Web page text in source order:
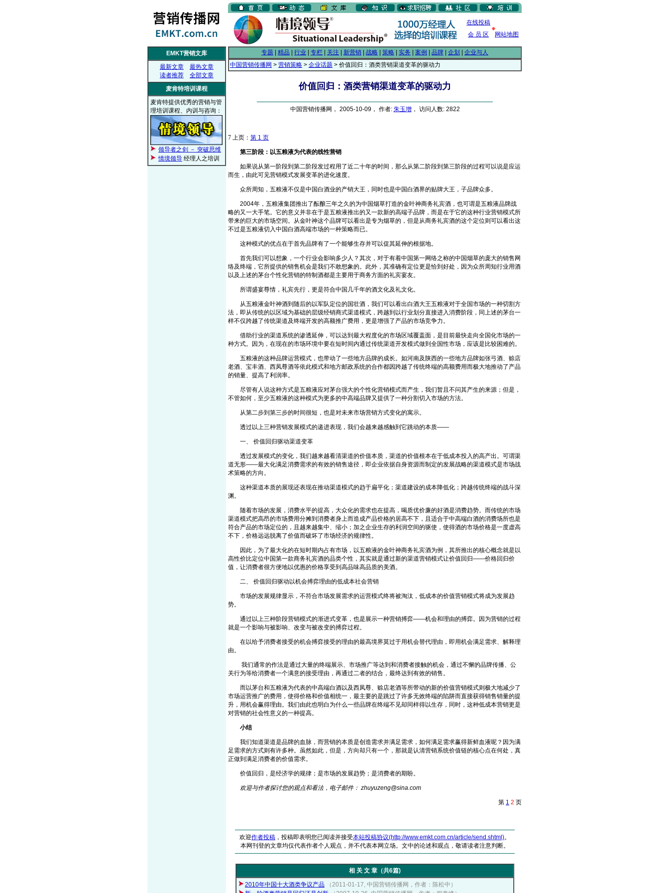
在线投稿
会 员 区
网站地图
EMKT营销文库
最新文章
最热文章
读者推荐
全部文章
麦肯特培训课程
麦肯特提供优秀的营销与管
理培训课程、内训与咨询：
领导者之剑 － 突破思维
情境领导 经理人之培训
专题 精品 行业 专栏 关注 新营销 战略 策略 实务 案例 品牌 企划
企业与人
中国营销传播网 > 营销策略 > 企业话题 > 价值回归：酒类营销渠道变革的驱动力
价值回归：酒类营销渠道变革的驱动力
中国营销传播网， 2005-10-09， 作者: 朱玉增， 访问人数: 2822
7 上页： 第 1 页
第三阶段：以五粮液为代表的线性营销
如果说从第一阶段到第二阶段发过程用了近二十年的时间，那么从第二阶段到第三阶段的过程可以说是应运
而生，由此可见营销模式发展变革的进化速度。
众所周知，五粮液不仅是中国白酒业的产销大王，同时也是中国白酒界的贴牌大王，子品牌众多。
2004年，五粮液集团推出了酝酿三年之久的为中国烟草打造的金叶神商务礼宾酒，也可谓是五粮液品牌战
略的又一大手笔。它的意义并非在于是五粮液推出的又一款新的高端子品牌，而是在于它的这种行业营销模式所
带来的巨大的市场空间。从金叶神这个品牌可以看出是专为烟草的，但是从商务礼宾酒的这个定位则可以看出这
不过是五粮液切入中国白酒高端市场的一种策略而已。
这种模式的优点在于首先品牌有了一个能够生存并可以促其延伸的根据地。
首先我们可以想象，一个行业会影响多少人？其次，对于有着中国第一网络之称的中国烟草的庞大的销售网
络及终端，它所提供的销售机会是我们不敢想象的。此外，其准确有定位更是恰到好处，因为众所周知行业用酒
以及上述的茅台个性化营销的特制酒都是主要用于商务方面的礼宾宴友。
所谓盛宴尊情，礼宾先行，更是符合中国几千年的酒文化及礼文化。
从五粮液金叶神酒到随后的以军队定位的国壮酒，我们可以看出白酒大王五粮液对于全国市场的一种切割方
法，即从传统的以区域为基础的层级经销商式渠道模式，跨越到以行业划分直接进入消费阶段，同上述的茅台一
样不仅跨越了传统渠道及终端开发的高额推广费用，更是增强了产品的市场竞争力。
借助行业的渠道系统的渗透延伸，可以达到最大程度化的市场区域覆盖面，是目前最快走向全国化市场的一
种方式。因为，在现在的市场环境中要在短时间内通过传统渠道开发模式做到全国性市场，应该是比较困难的。
五粮液的这种品牌运营模式，也带动了一些地方品牌的成长。如河南及陕西的一些地方品牌如张弓酒、赊店
老酒、宝丰酒、西凤尊酒等依此模式和地方邮政系统的合作都因跨越了传统终端的高额费用而极大地推动了产品
的销量、提高了利润率。
尽管有人说这种方式是五粮液应对茅台强大的个性化营销模式而产生，我们暂且不问其产生的来源；但是，
不管如何，至少五粮液的这种模式为更多的中高端品牌又提供了一种分割切入市场的方法。
从第二步到第三步的时间很短，也是对未来市场营销方式变化的寓示。
透过以上三种营销发展模式的递进表现，我们会越来越感触到它跳动的本质——
一、 价值回归驱动渠道变革
透过发展模式的变化，我们越来越看清渠道的价值本质，渠道的价值根本在于低成本投入的高产出。可谓渠
道无形——最大化满足消费需求的有效的销售途径，即企业依据自身资源而制定的发展战略的渠道模式是市场战
术策略的方向。
这种渠道本质的展现还表现在推动渠道模式的趋于扁平化；渠道建设的成本降低化；跨越传统终端的战斗深
渊。
随着市场的发展，消费水平的提高，大众化的需求也在提高，喝质优价廉的好酒是消费趋势。而传统的市场
渠道模式把高昂的市场费用分摊到消费者身上而造成产品价格的居高不下，且适合于中高端白酒的消费场所也是
符合产品的市场定位的，且越来越集中、缩小；加之企业生存的利润空间的驱使，使得酒的市场价格是一度虚高
不下，价格远远脱离了价值而破坏了市场经济的规律性。
因此，为了最大化的在短时期内占有市场，以五粮液的金叶神商务礼宾酒为例，其所推出的核心概念就是以
高性价比定位中国第一款商务礼宾酒的品类个性，其实就是通过新的渠道营销模式让价值回归——价格回归价
值，让消费者很方便地以优惠的价格享受到高品味高品质的美酒。
二、 价值回归驱动以机会搏弈理由的低成本社会营销
市场的发展规律显示，不符合市场发展需求的运营模式终将被淘汰，低成本的价值营销模式将成为发展趋
势。
通过以上三种阶段营销模式的渐进式变革，也是展示一种营销搏弈——机会和理由的搏弈。因为营销的过程
就是一个影响与被影响、改变与被改变的搏弈过程。
在以给予消费者接受的机会搏弈接受的理由的最高境界莫过于用机会替代理由，即用机会满足需求、解释理
由。
我们通常的作法是通过大量的终端展示、市场推广等达到和消费者接触的机会，通过不懈的品牌传播、公
关行为等给消费者一个满意的接受理由，再通过二者的结合，最终达到有效的销售。
而以茅台和五粮液为代表的中高端白酒以及西凤尊、赊店老酒等所带动的新的价值营销模式则极大地减少了
市场运营推广的费用，使得价格和价值相统一，最主要的是跳过了许多无效终端的陷阱而直接获得销售销量的提
升，用机会赢得理由。我们由此也明白为什么一些品牌在终端不见却同样得以生存，同时，这种低成本营销更是
对营销的社会性意义的一种提高。
小结
我们知道渠道是品牌的血脉，而营销的本质是创造需求并满足需求，如何满足需求赢得新鲜血液呢？因为满
足需求的方式则有许多种。虽然如此，但是，方向却只有一个，那就是认清营销系统价值链的核心点在何处，真
正做到满足消费者的价值需求。
价值回归，是经济学的规律；是市场的发展趋势；是消费者的期盼。
欢迎与作者探讨您的观点和看法，电子邮件： zhuyuzeng@sina.com
第 1 2 页
欢迎作者投稿 ，投稿即表明您已阅读并接受本站投稿协议(http://www.emkt.com.cn/article/send.shtml)。
本网刊登的文章均仅代表作者个人观点，并不代表本网立场。文中的论述和观点，敬请读者注意判断。
相 关 文 章（共6篇)
2010年中国十大酒类争议产品
（2011-01-17, 中国营销传播网，作者：陈松中）